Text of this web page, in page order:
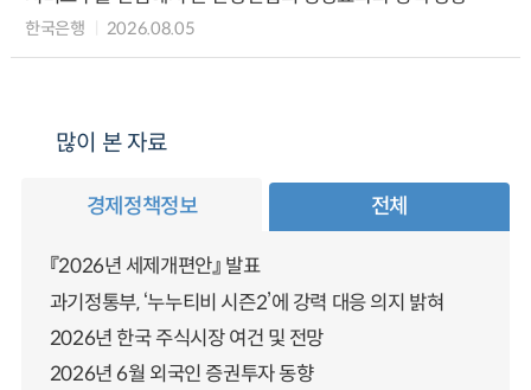
한국은행 2026.08.05
많이 본 자료
경제정책정보 전체
『2026년 세제개편안』 발표
과기정통부, ‘누누티비 시즌2’에 강력 대응 의지 밝혀
2026년 한국 주식시장 여건 및 전망
2026년 6월 외국인 증권투자 동향